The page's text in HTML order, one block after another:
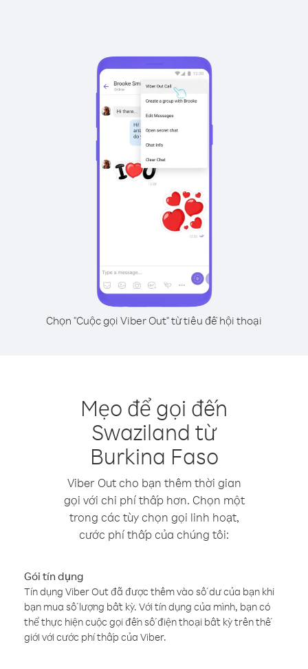
Chọn "Cuộc gọi Viber Out" từ tiêu đề hội thoại
Mẹo để gọi đến
Swaziland từ
Burkina Faso
Viber Out cho bạn thêm thời gian
gọi với chi phí thấp hơn. Chọn một
trong các tùy chọn gọi linh hoạt,
cước phí thấp của chúng tôi:
Gói tín dụng
Tín dụng Viber Out đã được thêm vào số dư của bạn khi
bạn mua số lượng bất kỳ. Với tín dụng của mình, bạn có
thể thực hiện cuộc gọi đến số điện thoại bất kỳ trên thế
giới với cước phí thấp của Viber.